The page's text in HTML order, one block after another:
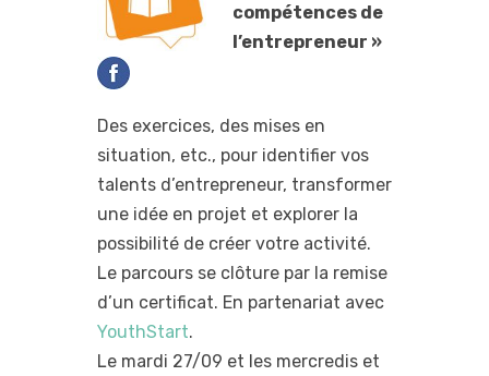
compétences de
l’entrepreneur »
Des exercices, des mises en
situation, etc., pour identifier vos
talents d’entrepreneur, transformer
une idée en projet et explorer la
possibilité de créer votre activité.
Le parcours se clôture par la remise
d’un certificat. En partenariat avec
YouthStart.
Le mardi 27/09 et les mercredis et